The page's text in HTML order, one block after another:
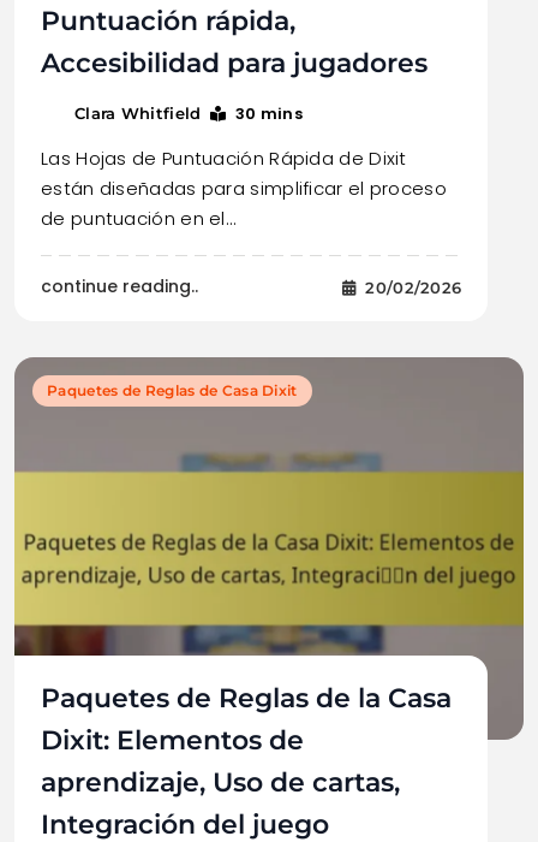
Puntuación rápida,
Accesibilidad para jugadores
Clara Whitfield 30 mins
Las Hojas de Puntuación Rápida de Dixit
están diseñadas para simplificar el proceso
de puntuación en el…
continue reading.. 20/02/2026
Paquetes de Reglas de Casa Dixit
Paquetes de Reglas de la Casa
Dixit: Elementos de
aprendizaje, Uso de cartas,
Integración del juego